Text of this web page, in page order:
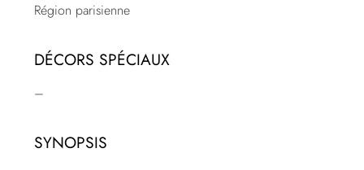
Région parisienne
DÉCORS SPÉCIAUX
–
SYNOPSIS